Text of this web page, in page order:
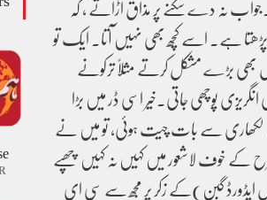
پڑھتا ہے۔ اسے کچھ بھی نہیں آتا۔ ایک تو
بڑے مشکل کرتے مثلاً ترکونے
پوچھی جاتی۔خیر اسی ڈر میں بڑا
لکھاری سے بات چیت ہوئی، تو میں نے
لاشعور میں کہیں نہ کہیں چھپے
گبن)کے زکر پر مجھ سے سی ای